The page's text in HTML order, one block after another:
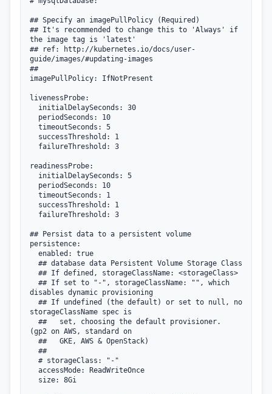
## Specify an imagePullPolicy (Required)
## It's recommended to change this to 'Always' if
the image tag is 'latest'
## ref: http://kubernetes.io/docs/user-
guide/images/#updating-images
##
imagePullPolicy: IfNotPresent
livenessProbe:
readinessProbe:
## Persist data to a persistent volume
persistence:
disables dynamic provisioning
storageClassName spec is
(gp2 on AWS, standard on